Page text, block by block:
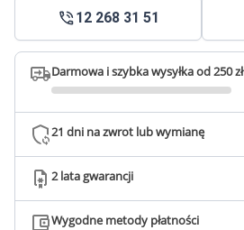
12 268 31 51
Darmowa i szybka wysyłka od 250 zł
21 dni na zwrot lub wymianę
2 lata gwarancji
Wygodne metody płatności